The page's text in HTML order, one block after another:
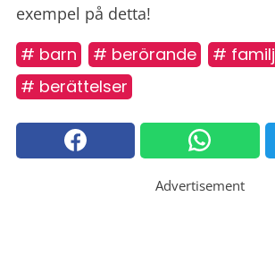
exempel på detta!
# barn # berörande
# familj
# berättelser
Advertisement